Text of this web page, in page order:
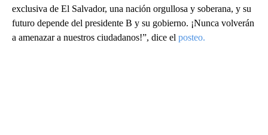
exclusiva de El Salvador, una nación orgullosa y soberana, y su
futuro depende del presidente B y su gobierno. ¡Nunca volverán
a amenazar a nuestros ciudadanos!”, dice el posteo.